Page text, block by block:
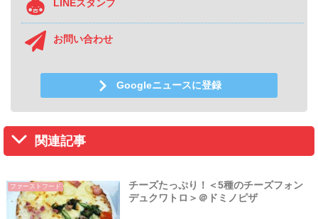
LINEスタンプ
お問い合わせ
Googleニュースに登録
関連記事
ファーストフード
チーズたっぷり！＜5種のチーズフォン
デュクワトロ＞＠ドミノピザ